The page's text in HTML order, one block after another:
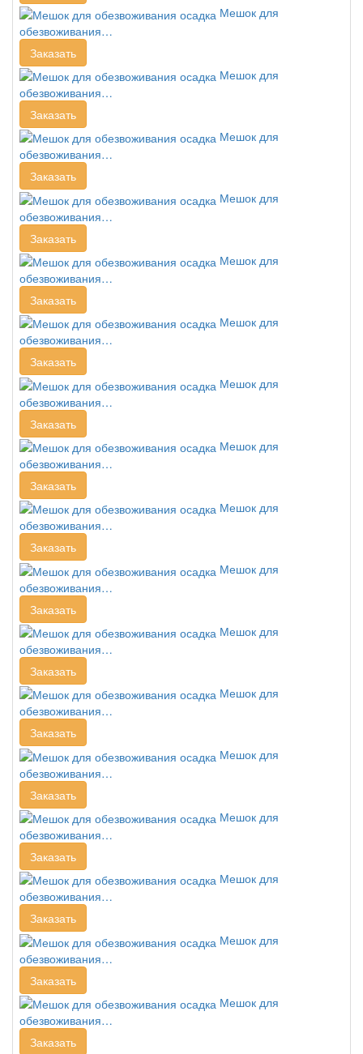
Мешок для
обезвоживания…
Заказать
Мешок для
обезвоживания…
Заказать
Мешок для
обезвоживания…
Заказать
Мешок для
обезвоживания…
Заказать
Мешок для
обезвоживания…
Заказать
Мешок для
обезвоживания…
Заказать
Мешок для
обезвоживания…
Заказать
Мешок для
обезвоживания…
Заказать
Мешок для
обезвоживания…
Заказать
Мешок для
обезвоживания…
Заказать
Мешок для
обезвоживания…
Заказать
Мешок для
обезвоживания…
Заказать
Мешок для
обезвоживания…
Заказать
Мешок для
обезвоживания…
Заказать
Мешок для
обезвоживания…
Заказать
Мешок для
обезвоживания…
Заказать
Мешок для
обезвоживания…
Заказать